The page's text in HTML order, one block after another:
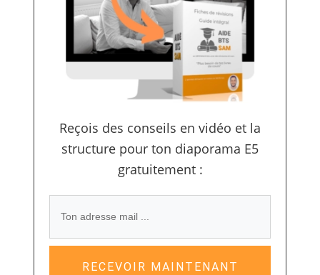
Reçois des conseils en vidéo et la
structure pour ton diaporama E5
gratuitement :
RECEVOIR MAINTENANT